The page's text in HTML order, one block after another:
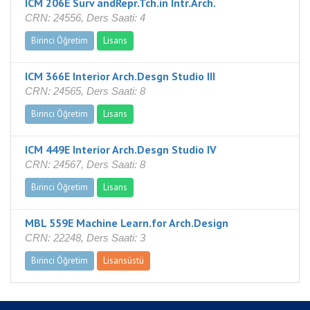
ICM 206E Surv andRepr.Tch.in Intr.Arch.
CRN: 24556, Ders Saati: 4
Birinci Öğretim
Lisans
ICM 366E Interior Arch.Desgn Studio III
CRN: 24565, Ders Saati: 8
Birinci Öğretim
Lisans
ICM 449E Interior Arch.Desgn Studio IV
CRN: 24567, Ders Saati: 8
Birinci Öğretim
Lisans
MBL 559E Machine Learn.for Arch.Design
CRN: 22248, Ders Saati: 3
Birinci Öğretim
Lisansüstü